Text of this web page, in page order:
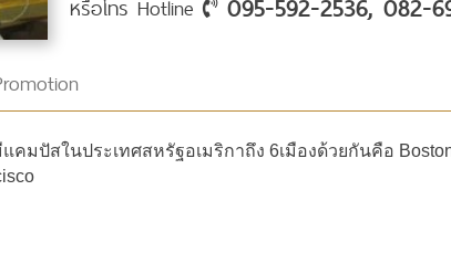
หรือโทร Hotline 095-592-2536, 082-
ปัสในประเทศสหรัฐอเมริกาถึง 6เมืองด้วยกันคือ